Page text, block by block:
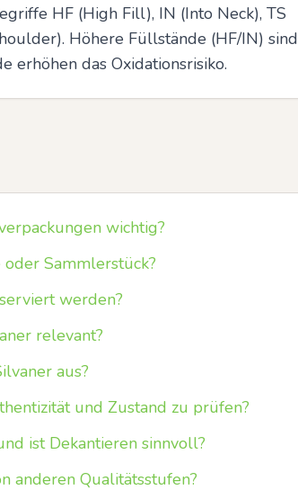
HF (High Fill), IN (Into Neck), TS
Höhere Füllstände (HF/IN) sind
erhöhen das Oxidationsrisiko.
wichtig?
oder Sammlerstück?
werden?
relevant?
aus?
und Zustand zu prüfen?
ist Dekantieren sinnvoll?
anderen Qualitätsstufen?